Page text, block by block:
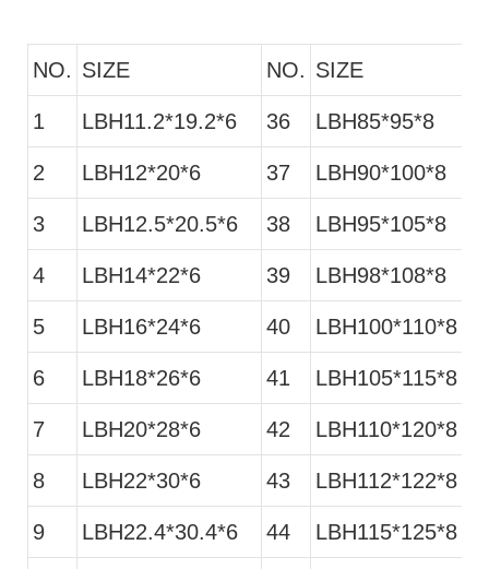
NO. SIZE NO. SIZE
1 LBH11.2*19.2*6 36 LBH85*95*8
2 LBH12*20*6 37 LBH90*100*8
3 LBH12.5*20.5*6 38 LBH95*105*8
4 LBH14*22*6 39 LBH98*108*8
5 LBH16*24*6 40 LBH100*110*8
6 LBH18*26*6 41 LBH105*115*8
7 LBH20*28*6 42 LBH110*120*8
8 LBH22*30*6 43 LBH112*122*8
9 LBH22.4*30.4*6 44 LBH115*125*8